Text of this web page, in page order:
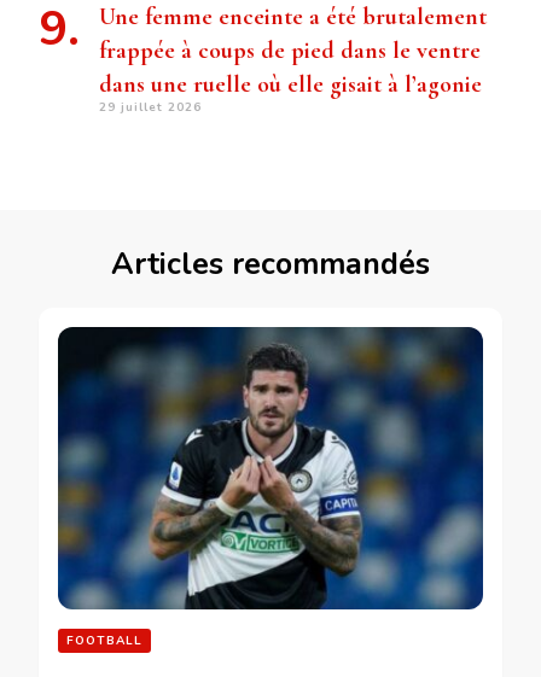
Une femme enceinte a été brutalement
frappée à coups de pied dans le ventre
dans une ruelle où elle gisait à l’agonie
29 juillet 2026
Articles recommandés
FOOTBALL